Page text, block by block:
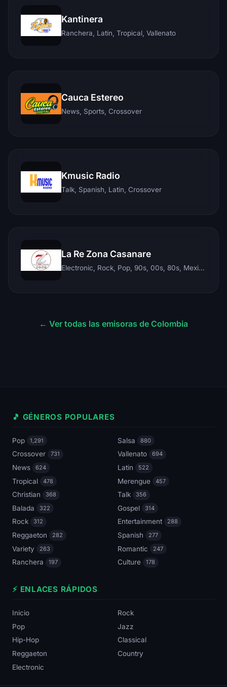
Kantinera
Ranchera, Latin, Tropical, Vallenato
Cauca Estereo
News, Sports, Crossover
Kmusic Radio
Talk, Spanish, Latin, Crossover
La Re Zona Casanare
Electronic, Rock, Pop, 90s, 00s, 80s, Mexican, Ranchera, Reggaeton, Instrumental, Salsa, Merengue, Tropical, Romantic, Vallenato, Llanera
← Ver todas las emisoras de Colombia
🎵 GÉNEROS POPULARES
Pop 1,291 Salsa 880
Crossover 731 Vallenato 694
News 624 Latin 522
Tropical 478 Merengue 457
Christian 368 Talk 356
Balada 322 Gospel 314
Rock 312 Entertainment 288
Reggaeton 282 Spanish 277
Variety 263 Romantic 247
Ranchera 197 Culture 178
⚡ ENLACES RÁPIDOS
Inicio
Rock
Pop
Jazz
Hip-Hop
Classical
Reggaeton
Country
Electronic